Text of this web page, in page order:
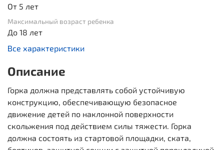
От 5 лет
Максимальный возраст ребенка
До 18 лет
Все характеристики
Описание
Горка должна представлять собой устойчивую
конструкцию, обеспечивающую безопасное
движение детей по наклонной поверхности
скольжения под действием силы тяжести. Горка
должна состоять из стартовой площадки, ската,